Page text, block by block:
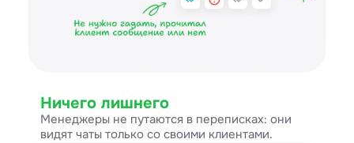
Ничего лишнего
Менеджеры не путаются в переписках: они
видят чаты только со своими клиентами.